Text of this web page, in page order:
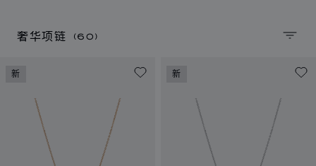
奢华项链(60) 排序
新 新